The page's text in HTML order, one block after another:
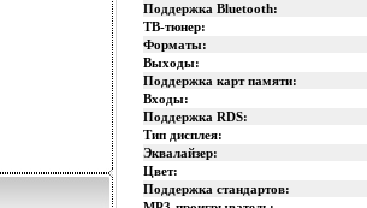
Поддержка Bluetooth:
ТВ-тюнер:
Форматы:
Выходы:
Поддержка карт памяти:
Входы:
Поддержка RDS:
Тип дисплея:
Эквалайзер:
Цвет:
Поддержка стандартов: